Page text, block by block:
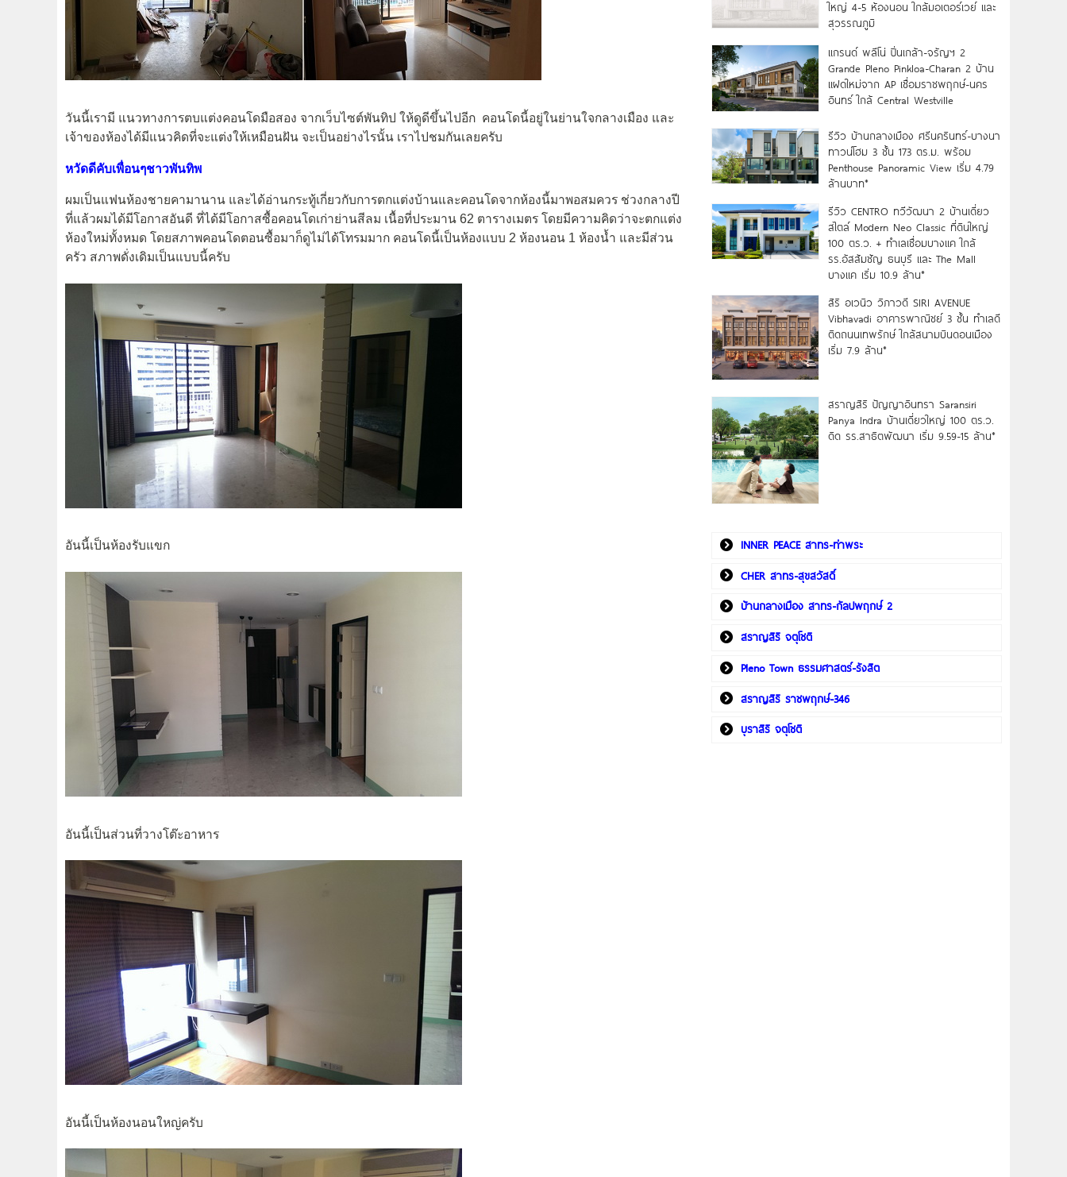
วันนี้เรามี แนวทางการตบแต่งคอนโดมือสอง จากเว็บไซต์พันทิป ให้ดูดีขึ้นไปอีก คอนโดนี้อยู่ในย่านใจกลางเมือง และ
เจ้าของห้องได้มีแนวคิดที่จะแต่งให้เหมือนฝัน จะเป็นอย่างไรนั้น เราไปชมกันเลยครับ
หวัดดีคับเพื่อนๆชาวพันทิพ
ผมเป็นแฟนห้องชายคามานาน และได้อ่านกระทู้เกี่ยวกับการตกแต่งบ้านและคอนโดจากห้องนี้มาพอสมควร ช่วงกลางปี
ที่แล้วผมได้มีโอกาสอันดี ที่ได้มีโอกาสซื้อคอนโดเก่าย่านสีลม เนื้อที่ประมาน 62 ตารางเมตร โดยมีความคิดว่าจะตกแต่ง
ห้องใหม่ทั้งหมด โดยสภาพคอนโดตอนซื้อมาก็ดูไม่ได้โทรมมาก คอนโดนี้เป็นห้องแบบ 2 ห้องนอน 1 ห้องน้ำ และมีส่วน
ครัว สภาพดั่งเดิมเป็นแบบนี้ครับ
อันนี้เป็นห้องรับแขก
อันนี้เป็นส่วนที่วางโต๊ะอาหาร
อันนี้เป็นห้องนอนใหญ่ครับ
ใหญ่ 4-5 ห้องนอน ใกล้มอเตอร์เวย์ และ
สุวรรณภูมิ
แกรนด์ พลีโน่ ปิ่นเกล้า-จรัญฯ 2
Grande Pleno Pinkloa-Charan 2 บ้าน
แฝดใหม่จาก AP เชื่อมราชพฤกษ์-นคร
อินทร์ ใกล้ Central Westville
รีวิว บ้านกลางเมือง ศรีนครินทร์-บางนา
ทาวน์โฮม 3 ชั้น 173 ตร.ม. พร้อม
Penthouse Panoramic View เริ่ม 4.79
ล้านบาท*
รีวิว CENTRO ทวีวัฒนา 2 บ้านเดี่ยว
สไตล์ Modern Neo Classic ที่ดินใหญ่
100 ตร.ว. + ทำเลเชื่อมบางแค ใกล้
รร.อัสสัมชัญ ธนบุรี และ The Mall
บางแค เริ่ม 10.9 ล้าน*
สิริ อเวนิว วิภาวดี SIRI AVENUE
Vibhavadi อาคารพาณิชย์ 3 ชั้น ทำเลดี
ติดถนนเทพรักษ์ ใกล้สนามบินดอนเมือง
เริ่ม 7.9 ล้าน*
สราญสิริ ปัญญาอินทรา Saransiri
Panya Indra บ้านเดี่ยวใหญ่ 100 ตร.ว.
ดิด รร.สาธิตพัฒนา เริ่ม 9.59-15 ล้าน*
INNER PEACE สาทร-ท่าพระ
CHER สาทร-สุขสวัสดิ์
บ้านกลางเมือง สาทร-กัลปพฤกษ์ 2
สราญสิริ จตุโชติ
Pleno Town ธรรมศาสตร์-รังสิต
สราญสิริ ราชพฤกษ์-346
บุราสิริ จตุโชติ